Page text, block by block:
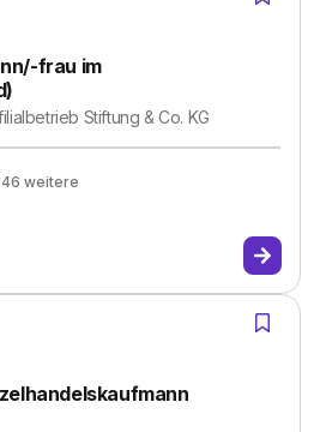
frau im
Stiftung & Co. KG
weitere